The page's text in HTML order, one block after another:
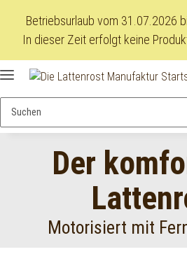
Betriebsurlaub vom 31.07.2026
In dieser Zeit erfolgt keine
Der
Motorisiert mit